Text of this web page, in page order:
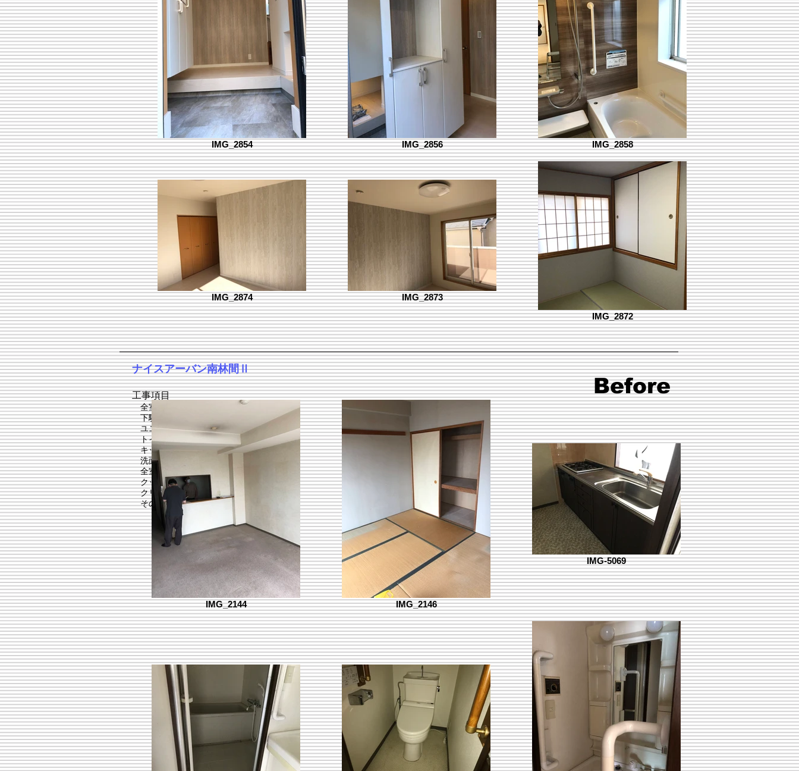
IMG_2854 IMG_2856 IMG_2858
IMG_2874
IMG_2873
IMG_2872
​ナイスアーバン南林間Ⅱ
工事項目
全室フローリング新規施工
下駄箱等建具新規
ユニットバス新規設置
​ トイレ新規設置
キッチン新規設置
洗面台新規設置
全室クロス新規張り
クッションフロア新規張り
クリーニング
その他
IMG_2144 IMG_2146
IMG-5069
Before